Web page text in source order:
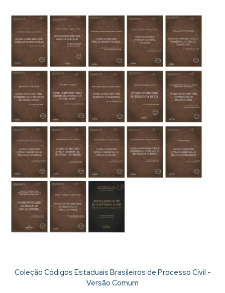
Coleção Códigos Estaduais Brasileiros de Processo Civil -
Versão Comum